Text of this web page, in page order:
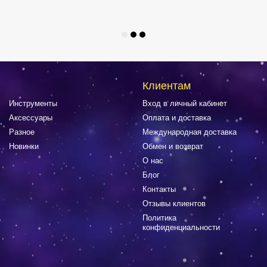
Инструменты
Аксессуары
Разное
Новинки
Клиентам
Вход в личный кабинет
Оплата и доставка
Международная доставка
Обмен и возврат
О нас
Блог
Контакты
Отзывы клиентов
Политика
конфиденциальности